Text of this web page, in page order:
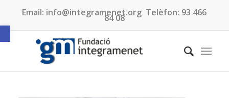
Obre la barra d'eines
Email: info@integramenet.org Telèfon: 93 466
84 08